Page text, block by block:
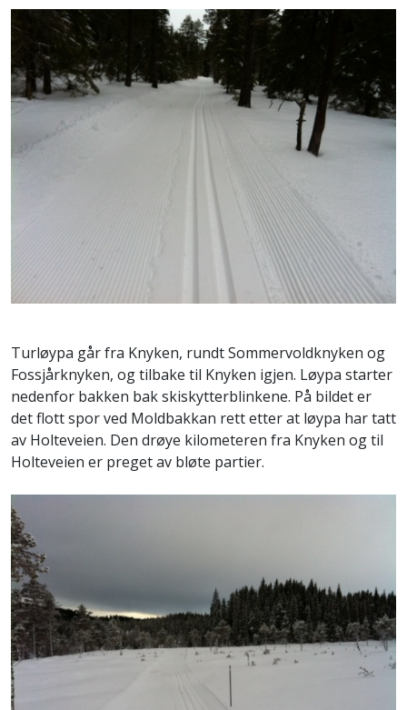
Turløypa går fra Knyken, rundt Sommervoldknyken og
Fossjårknyken, og tilbake til Knyken igjen. Løypa starter
nedenfor bakken bak skiskytterblinkene. På bildet er
det flott spor ved Moldbakkan rett etter at løypa har tatt
av Holteveien. Den drøye kilometeren fra Knyken og til
Holteveien er preget av bløte partier.